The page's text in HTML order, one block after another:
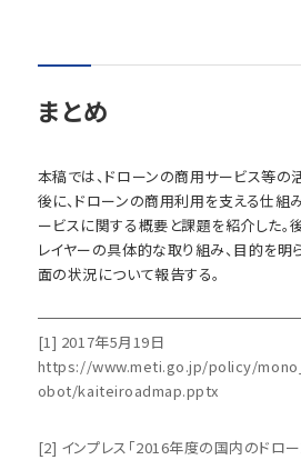
まとめ
本稿では、ドローンの商用サービス等の
後に、ドローンの商用利用を支える仕組
ービスに関する概要と課題を紹介した。
レイヤーの具体的な取り組み、目的を明
面の状況について報告する。
[1] 2017年5月19日
https://www.meti.go.jp/policy/
obot/kaiteiroadmap.pptx
[2] インプレス「2016年度の国内のドロ